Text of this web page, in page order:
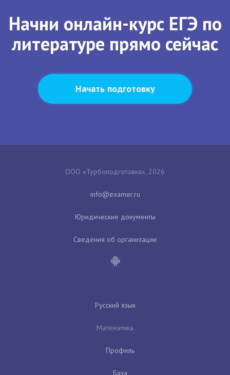
Начни онлайн-курс ЕГЭ по
литературе прямо сейчас
Начать подготовку
ООО «Турбоподготовка», 2026
Юридические документы
Сведения об организации
Русский язык
Математика
Профиль
База